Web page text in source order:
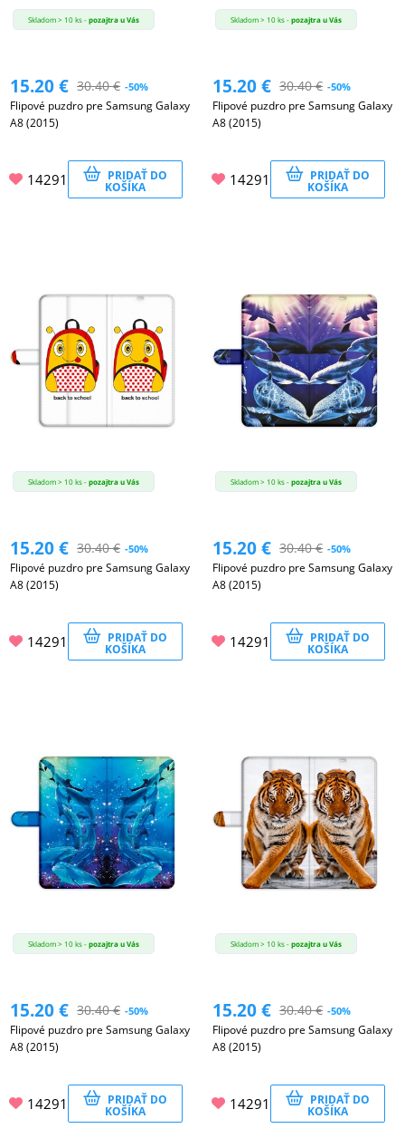
Skladom > 10 ks -pozajtra u Vás
15.20€ 30.40€ -50%
Flipové puzdro pre Samsung Galaxy
A8 (2015)
14291 PRIDAŤ DO
KOŠÍKA
Skladom > 10 ks -pozajtra u Vás
15.20€ 30.40€ -50%
Flipové puzdro pre Samsung Galaxy
A8 (2015)
14291 PRIDAŤ DO
KOŠÍKA
Skladom > 10 ks -pozajtra u Vás
15.20€ 30.40€ -50%
Flipové puzdro pre Samsung Galaxy
A8 (2015)
14291 PRIDAŤ DO
KOŠÍKA
Skladom > 10 ks -pozajtra u Vás
15.20€ 30.40€ -50%
Flipové puzdro pre Samsung Galaxy
A8 (2015)
14291 PRIDAŤ DO
KOŠÍKA
Skladom > 10 ks -pozajtra u Vás
15.20€ 30.40€ -50%
Flipové puzdro pre Samsung Galaxy
A8 (2015)
14291 PRIDAŤ DO
KOŠÍKA
Skladom > 10 ks -pozajtra u Vás
15.20€ 30.40€ -50%
Flipové puzdro pre Samsung Galaxy
A8 (2015)
14291 PRIDAŤ DO
KOŠÍKA